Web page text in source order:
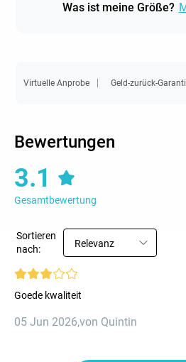
Was ist meine Größe?
Virtuelle Anprobe Geld-zurück-
Bewertungen
3.1
Gesamtbewertung
Sortieren
nach:
Relevanz
Goede kwaliteit
05 Jun 2026,von Quintin